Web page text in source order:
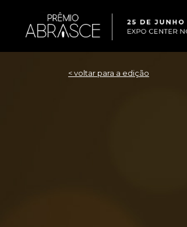
< voltar para a edição